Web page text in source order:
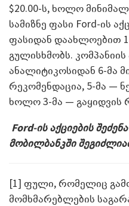
$20.00-ს, ხოლო
სამიზნე ფასი Ford-ის
ფასიდან დაახლოებით
გულისხმობს. კომპანიის
ანალიტიკოსიდან 6-მა
რეკომენდაცია, 5-მა —
ხოლო 3-მა — გაყიდვის
Ford-ის აქციების
მობილბანკში
[1] ფული, რომელიც
მომხმარებლების